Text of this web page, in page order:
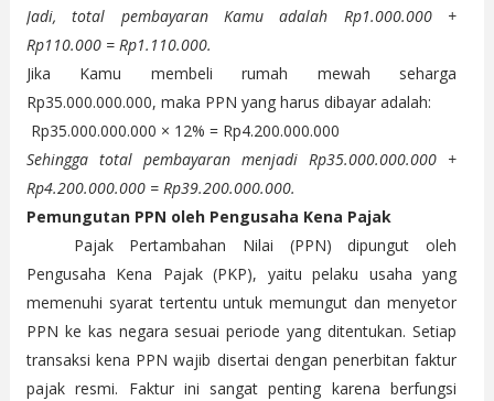
Jadi, total pembayaran Kamu adalah Rp1.000.000 +
Rp110.000 = Rp1.110.000.
Jika Kamu membeli rumah mewah seharga
Rp35.000.000.000, maka PPN yang harus dibayar adalah:
Rp35.000.000.000 × 12% = Rp4.200.000.000
Sehingga total pembayaran menjadi Rp35.000.000.000 +
Rp4.200.000.000 = Rp39.200.000.000.
Pemungutan PPN oleh Pengusaha Kena Pajak
Pajak Pertambahan Nilai (PPN) dipungut oleh
Pengusaha Kena Pajak (PKP), yaitu pelaku usaha yang
memenuhi syarat tertentu untuk memungut dan menyetor
PPN ke kas negara sesuai periode yang ditentukan. Setiap
transaksi kena PPN wajib disertai dengan penerbitan faktur
pajak resmi. Faktur ini sangat penting karena berfungsi